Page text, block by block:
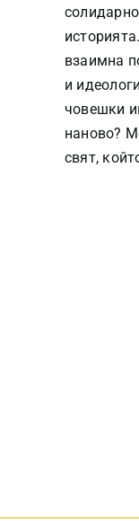
взаимна
и
човешки
наново?
свят,